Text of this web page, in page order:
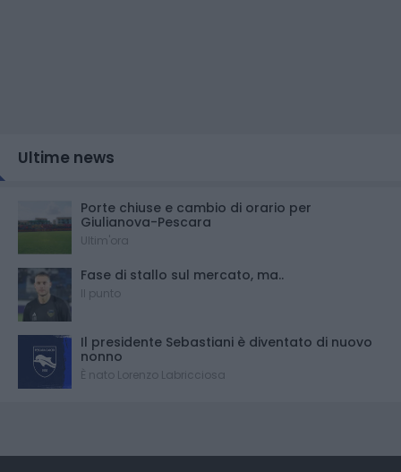
Ultime news
Porte chiuse e cambio di orario per
Giulianova-Pescara
Ultim'ora
Fase di stallo sul mercato, ma..
Il punto
Il presidente Sebastiani è diventato di nuovo
nonno
È nato Lorenzo Labricciosa